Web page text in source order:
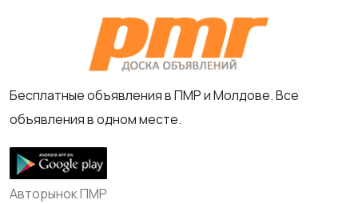
Бесплатные объявления в ПМР и Молдове. Все
объявления в одном месте.
Авторынок ПМР